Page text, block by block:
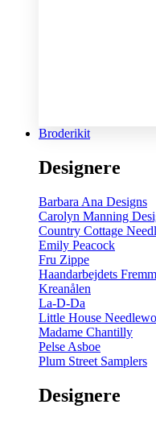
Broderikit
Designere
Barbara Ana Designs
Carolyn Manning
Country Cottage
Emily Peacock
Fru Zippe
Haandarbejdets
Kreanålen
La-D-Da
Little House
Madame Chantilly
Pelse Asboe
Plum Street Samplers
Designere